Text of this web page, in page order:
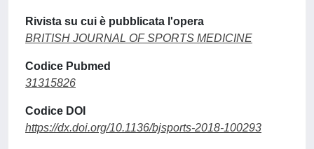
Rivista su cui è pubblicata l'opera
BRITISH JOURNAL OF SPORTS MEDICINE
Codice Pubmed
31315826
Codice DOI
https://dx.doi.org/10.1136/bjsports-2018-100293